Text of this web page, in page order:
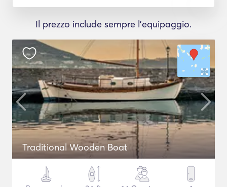
Il prezzo include sempre l'equipaggio.
Traditional Wooden Boat